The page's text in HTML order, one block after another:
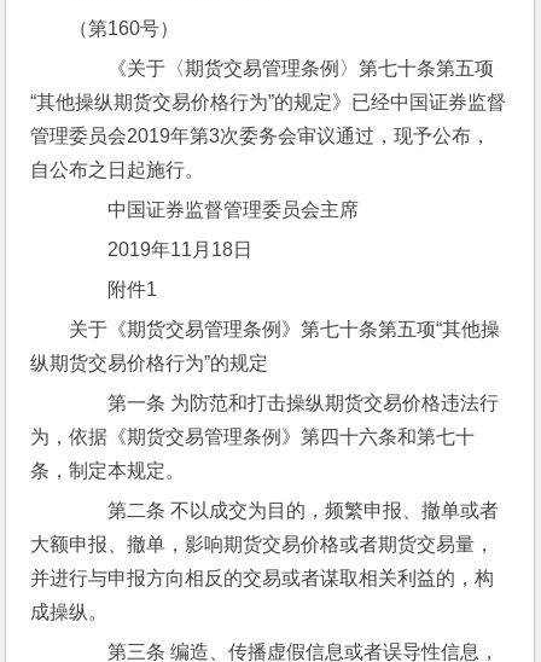
（第160号）
《关于〈期货交易管理条例〉第七十条第五项
“其他操纵期货交易价格行为”的规定》已经中国证券监督
管理委员会2019年第3次委务会审议通过，现予公布，
自公布之日起施行。
中国证券监督管理委员会主席
2019年11月18日
附件1
关于《期货交易管理条例》第七十条第五项“其他操
纵期货交易价格行为”的规定
第一条 为防范和打击操纵期货交易价格违法行
为，依据《期货交易管理条例》第四十六条和第七十
条，制定本规定。
第二条 不以成交为目的，频繁申报、撤单或者
大额申报、撤单，影响期货交易价格或者期货交易量，
并进行与申报方向相反的交易或者谋取相关利益的，构
成操纵。
第三条 编造、传播虚假信息或者误导性信息，